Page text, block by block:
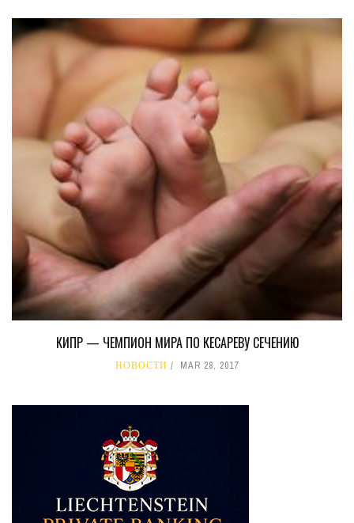
КИПР — ЧЕМПИОН МИРА ПО КЕСАРЕВУ СЕЧЕНИЮ
НОВОСТИ MAR 28, 2017